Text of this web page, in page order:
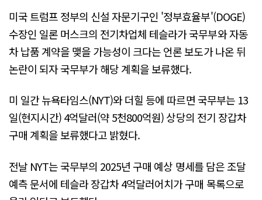
미국 트럼프 정부의 신설 자문기구인 '정부효율부'(DOGE)
수장인 일론 머스크의 전기차업체 테슬라가 국무부와 자동
차 납품 계약을 맺을 가능성이 크다는 언론 보도가 나온 뒤
논란이 되자 국무부가 해당 계획을 보류했다.
미 일간 뉴욕타임스(NYT)와 더힐 등에 따르면 국무부는 13
일(현지시간) 4억달러(약 5천800억원) 상당의 전기 장갑차
구매 계획을 보류했다고 밝혔다.
전날 NYT는 국무부의 2025년 구매 예상 명세를 담은 조달
예측 문서에 테슬라 장갑차 4억달러어치가 구매 목록으로